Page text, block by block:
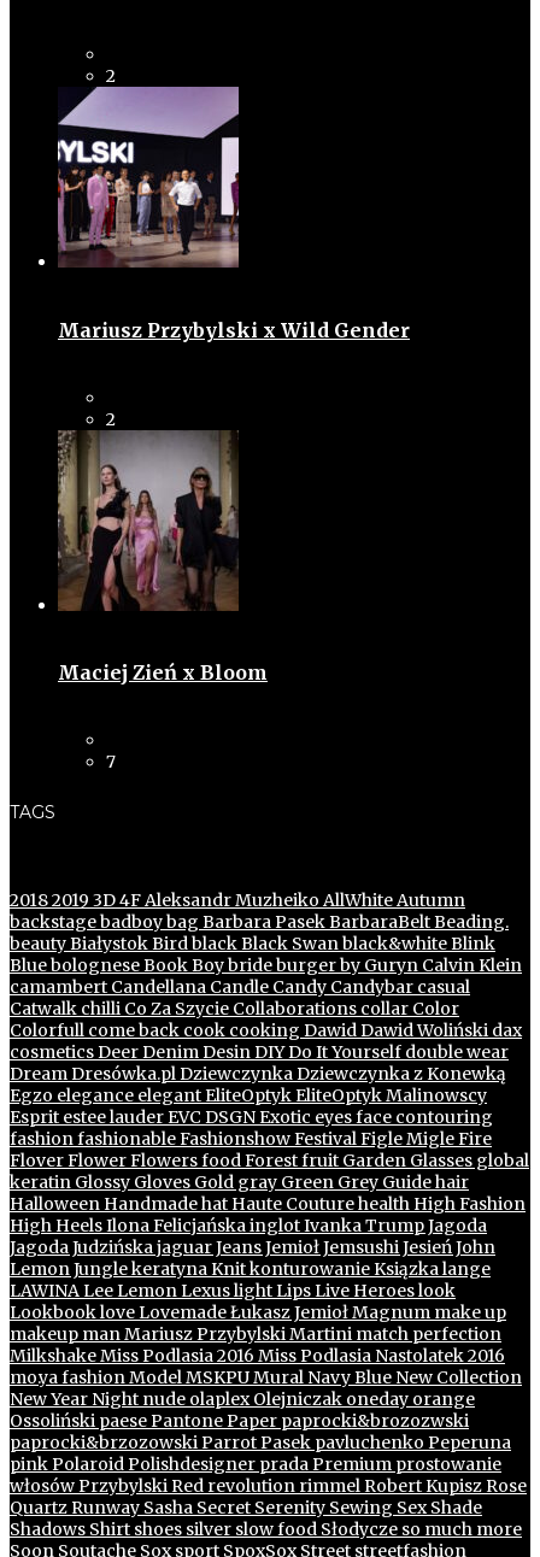
2
Mariusz Przybylski x Wild Gender
2
Maciej Zień x Bloom
7
TAGS
20182019 3D4FAleksandr Muzheiko AllWhiteAutumn
backstagebadboybag Barbara PasekBarbaraBeltBeading.
beautyBiałystokBirdblackBlack Swanblack&whiteBlink
BluebologneseBookBoybrideburgerby Guryn Calvin Klein
camambert Candellana Candle Candy Candybar casual
Catwalk chilli Co Za Szycie Collaborations collar Color
Colorfull come back cook cooking DawidDawid Woliński dax
cosmeticsDeerDenimDesinDIYDo It Yourself double wear
DreamDresówka.plDziewczynkaDziewczynka z Konewką
Egzo elegance elegantEliteOptykEliteOptyk Malinowscy
Esprit estee lauderEVC DSGNExotic eyesface contouring
fashionfashionableFashionshowFestivalFigle MigleFire
FloverFlowerFlowersfoodForestfruit Garden Glasses global
keratin Glossy Gloves Gold gray Green Grey Guidehair
Halloween Handmadehat Haute Couturehealth High Fashion
High HeelsIlona FelicjańskainglotIvanka TrumpJagoda
Jagoda JudzińskajaguarJeansJemiołJemsushiJesieńJohn
LemonJunglekeratynaKnitkonturowanieKsiązkalange
LAWINALeeLemonLexuslightLipsLive Heroeslook
LookbookloveLovemadeŁukasz JemiołMagnum make up
makeup manMariusz PrzybylskiMartini match perfection
MilkshakeMiss Podlasia 2016 Miss Podlasia Nastolatek 2016
mo.ya fashionModelMSKPUMural Navy Blue New Collection
New Year Night nude olaplexOlejniczak oneday orange
Ossoliński paesePantonePaper paprocki&brozozwski
paprocki&brzozowskiParrotPasek pavluchenko Peperuna
pinkPolaroidPolishdesigner pradaPremium prostowanie
włosówPrzybylskiRed revolution rimmelRobert KupiszRose
QuartzRunway Sasha Secret Serenity Sewing SexShade
Shadows Shirt shoes silver slow food Słodycze so much more
Soon Soutache Soxsport SpoxSoxStreet streetfashion